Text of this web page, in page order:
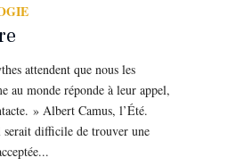
attendent que nous les
au monde réponde à leur appel,
» Albert Camus, l’Été.
serait difficile de trouver une